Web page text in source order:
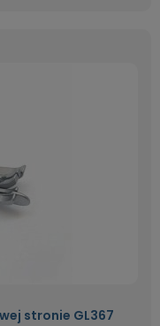
stronie GL367